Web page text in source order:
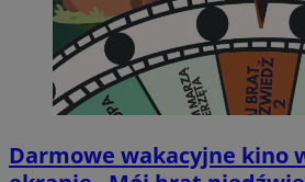
Darmowe wakacyjne kino